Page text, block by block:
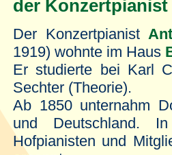
der
Der Konzertpianist
1919) wohnte im Haus
Er studierte bei Karl
Sechter (Theorie).
Ab 1850 unternahm
und Deutschland.
Hofpianisten und